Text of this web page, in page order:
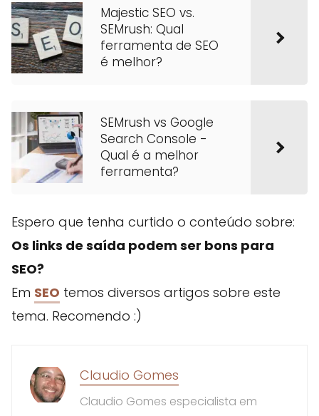
Majestic SEO vs.
SEMrush: Qual
ferramenta de SEO
é melhor?
SEMrush vs Google
Search Console -
Qual é a melhor
ferramenta?
Espero que tenha curtido o conteúdo sobre:
Os links de saída podem ser bons para
SEO?
Em SEO temos diversos artigos sobre este
tema. Recomendo :)
Claudio Gomes
Claudio Gomes especialista em